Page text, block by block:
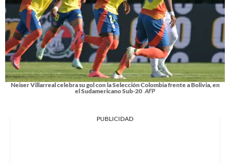
Neiser Villarreal celebra su gol con la Selección Colombia frente a Bolivia, en
el Sudamericano Sub-20 AFP
PUBLICIDAD